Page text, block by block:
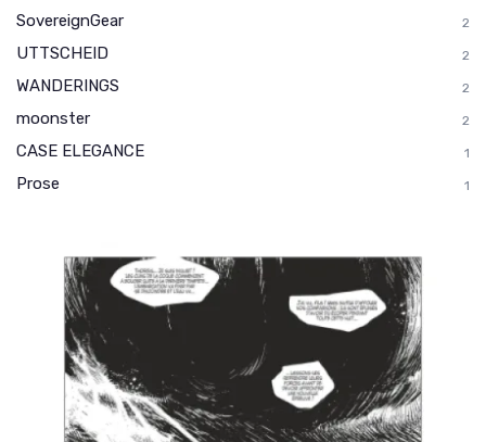
SovereignGear 2
UTTSCHEID 2
WANDERINGS 2
moonster 2
CASE ELEGANCE 1
Prose 1